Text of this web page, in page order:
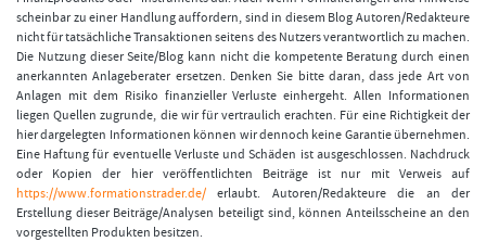
scheinbar zu einer Handlung auffordern, sind in diesem Blog Autoren/Redakteure
nicht für tatsächliche Transaktionen seitens des Nutzers verantwortlich zu machen.
Die Nutzung dieser Seite/Blog kann nicht die kompetente Beratung durch einen
anerkannten Anlageberater ersetzen. Denken Sie bitte daran, dass jede Art von
Anlagen mit dem Risiko finanzieller Verluste einhergeht. Allen Informationen
liegen Quellen zugrunde, die wir für vertraulich erachten. Für eine Richtigkeit der
hier dargelegten Informationen können wir dennoch keine Garantie übernehmen.
Eine Haftung für eventuelle Verluste und Schäden ist ausgeschlossen. Nachdruck
oder Kopien der hier veröffentlichten Beiträge ist nur mit Verweis auf
https://www.formationstrader.de/ erlaubt. Autoren/Redakteure die an der
Erstellung dieser Beiträge/Analysen beteiligt sind, können Anteilsscheine an den
vorgestellten Produkten besitzen.